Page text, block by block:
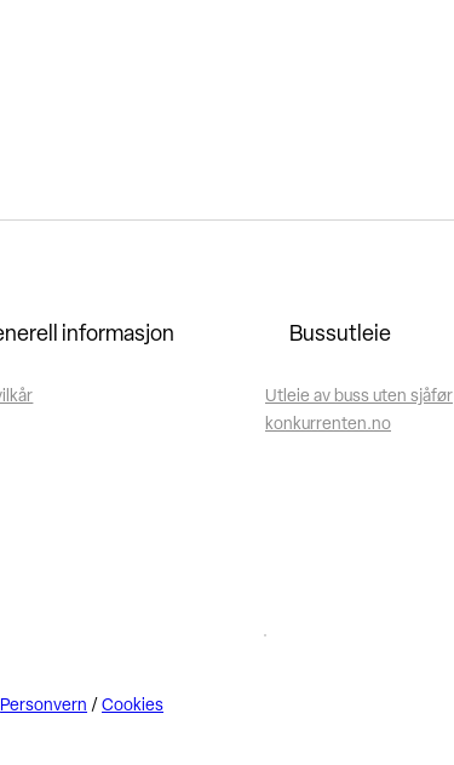
informasjon Bussutleie
Utleie av buss uten sjåfør
konkurrenten.no
Personvern /Cookies